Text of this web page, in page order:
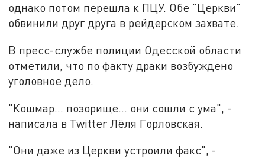
однако потом перешла к ПЦУ. Обе "Церкви"
обвинили друг друга в рейдерском захвате.
В пресс-службе полиции Одесской области
отметили, что по факту драки возбуждено
уголовное дело.
"Кошмар… позорище… они сошли с ума", -
написала в Twitter Лёля Горловская.
"Они даже из Церкви устроили факс", -